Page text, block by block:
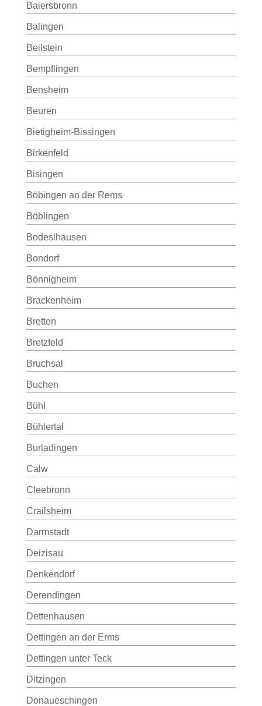
Baiersbronn
Balingen
Beilstein
Bempflingen
Bensheim
Beuren
Bietigheim-Bissingen
Birkenfeld
Bisingen
Böbingen an der Rems
Böblingen
Bodeslhausen
Bondorf
Bönnigheim
Brackenheim
Bretten
Bretzfeld
Bruchsal
Buchen
Bühl
Bühlertal
Burladingen
Calw
Cleebronn
Crailsheim
Darmstadt
Deizisau
Denkendorf
Derendingen
Dettenhausen
Dettingen an der Erms
Dettingen unter Teck
Ditzingen
Donaueschingen